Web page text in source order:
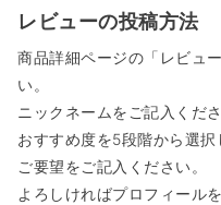
レビューの投稿方法
商品詳細ページの「レビュ
い。
ニックネームをご記入くださ
おすすめ度を5段階から選
ご要望をご記入ください。
よろしければプロフィール